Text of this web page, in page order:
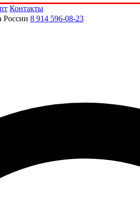
Контакты
России 8 914 596-08-23